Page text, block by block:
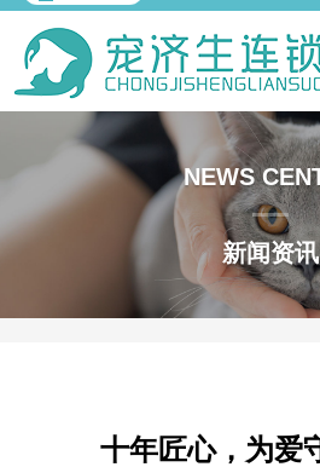
NEWS
新闻资讯
十年匠心，为爱